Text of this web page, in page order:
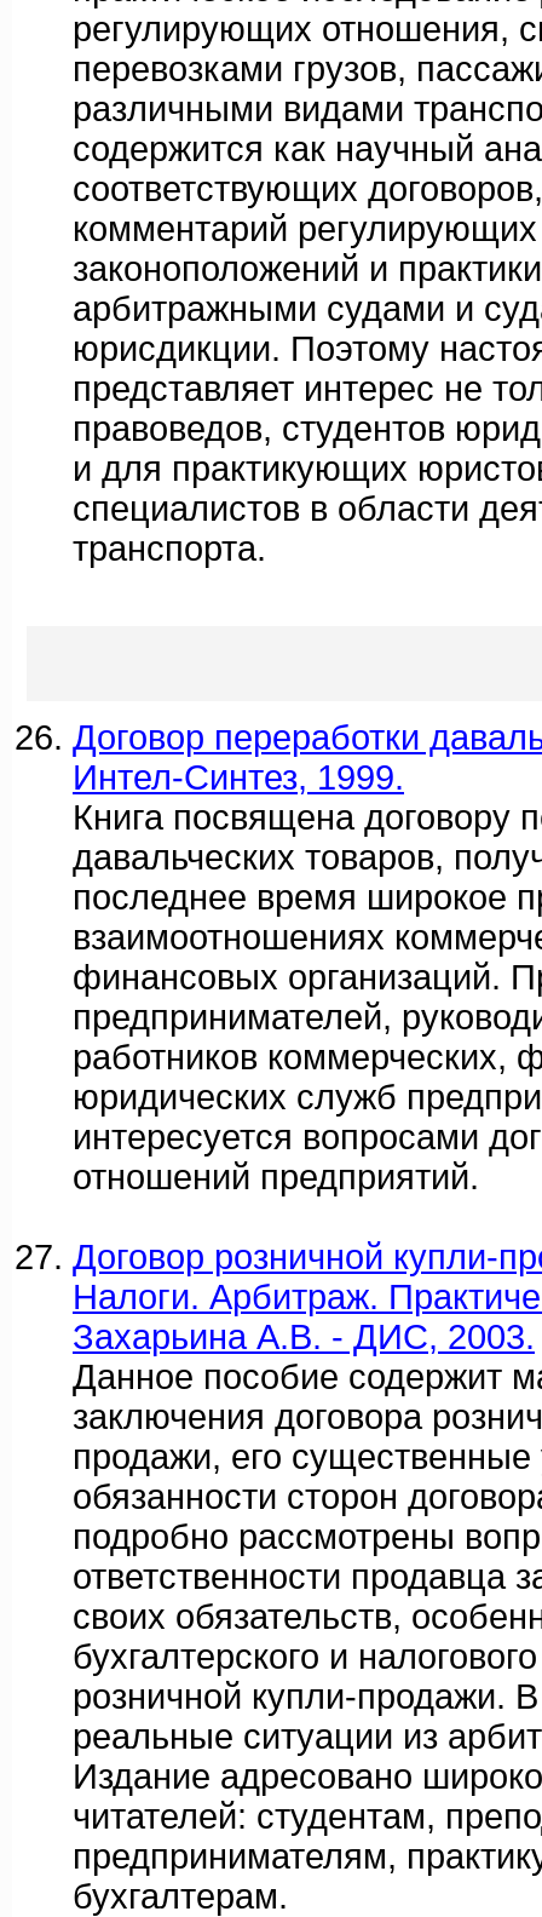
регулирующих отношения,
перевозками грузов,
различными видами
содержится как научный
соответствующих
комментарий
законоположений и
арбитражными судами и
юрисдикции. Поэтому
представляет интерес не
правоведов, студентов
и для практикующих
специалистов в области
транспорта.
Договор переработки
Интел-Синтез, 1999.
Книга посвящена договору
давальческих товаров,
последнее время широкое
взаимоотношениях
финансовых организаций.
предпринимателей,
работников коммерческих,
юридических служб
интересуется вопросами
отношений предприятий.
Договор розничной купли-
Налоги. Арбитраж.
Захарьина А.В. - ДИС, 2003.
Данное пособие содержит
заключения договора
продажи, его
обязанности сторон
подробно рассмотрены
ответственности продавца
своих обязательств,
бухгалтерского и
розничной купли-продажи.
реальные ситуации из
Издание адресовано
читателей: студентам,
предпринимателям,
бухгалтерам.